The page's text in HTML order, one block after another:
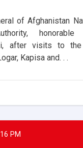
of Afghanistan
after visits to
Kapisa and. . .
PM